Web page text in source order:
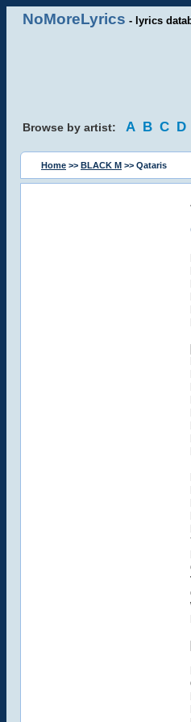
NoMoreLyrics - lyrics
Browse by artist: A B C D
Home >> BLACK M >> Qataris